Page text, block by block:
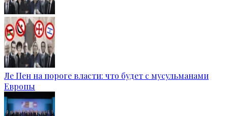
Ле Пен на пороге власти: что будет с мусульманами
Европы